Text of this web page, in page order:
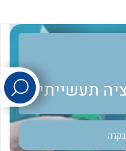
לכל מוצרי היצרן
תעשייתית
בקרה